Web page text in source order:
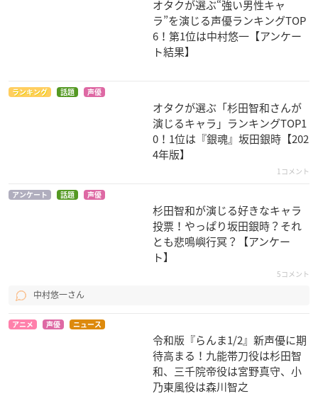
暗殺教室
烏間惟臣
新妹魔王の契約者
滝川八尋
箱根強羅
うわばきクック
クス 完結編 -あの空
オタクが選ぶ“強い男性キャ
ラ”を演じる声優ランキングTOP
6！第1位は中村悠一【アンケー
ト結果】
ランキング 話題 声優
オタクが選ぶ「杉田智和さんが
演じるキャラ」ランキングTOP1
0！1位は『銀魂』坂田銀時【202
4年版】
1コメント
アンケート 話題 声優
杉田智和が演じる好きなキャラ
投票！やっぱり坂田銀時？それ
とも悲鳴嶼行冥？【アンケー
ト】
5コメント
中村悠一さん
アニメ 声優 ニュース
令和版『らんま1/2』新声優に期
待高まる！九能帯刀役は杉田智
和、三千院帝役は宮野真守、小
乃東風役は森川智之